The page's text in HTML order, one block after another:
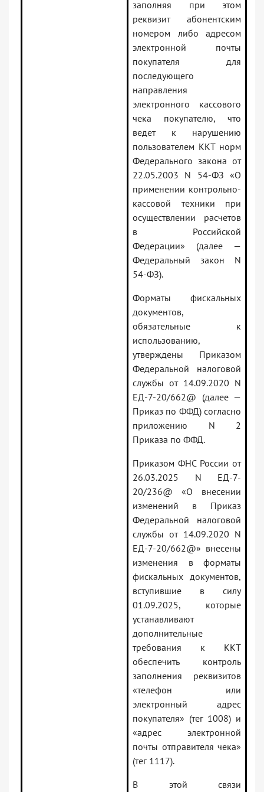
заполняя при этом
реквизит абонентским
номером либо адресом
электронной почты
покупателя для
последующего
направления
электронного кассового
чека покупателю, что
ведет к нарушению
пользователем ККТ норм
Федерального закона от
22.05.2003 N 54-ФЗ «О
применении контрольно-
кассовой техники при
осуществлении расчетов
в Российской
Федерации» (далее —
Федеральный закон N
54-ФЗ).
Форматы фискальных
документов,
обязательные к
использованию,
утверждены Приказом
Федеральной налоговой
службы от 14.09.2020 N
ЕД-7-20/662@ (далее —
Приказ по ФФД) согласно
приложению N 2
Приказа по ФФД.
Приказом ФНС России от
26.03.2025 N ЕД-7-
20/236@ «О внесении
изменений в Приказ
Федеральной налоговой
службы от 14.09.2020 N
ЕД-7-20/662@» внесены
изменения в форматы
фискальных документов,
вступившие в силу
01.09.2025, которые
устанавливают
дополнительные
требования к ККТ
обеспечить контроль
заполнения реквизитов
«телефон или
электронный адрес
покупателя» (тег 1008) и
«адрес электронной
почты отправителя чека»
(тег 1117).
В этой связи